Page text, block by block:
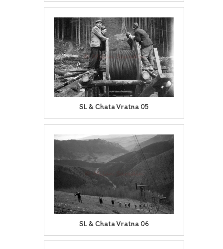
SL & Chata Vratna 05
SL & Chata Vratna 06